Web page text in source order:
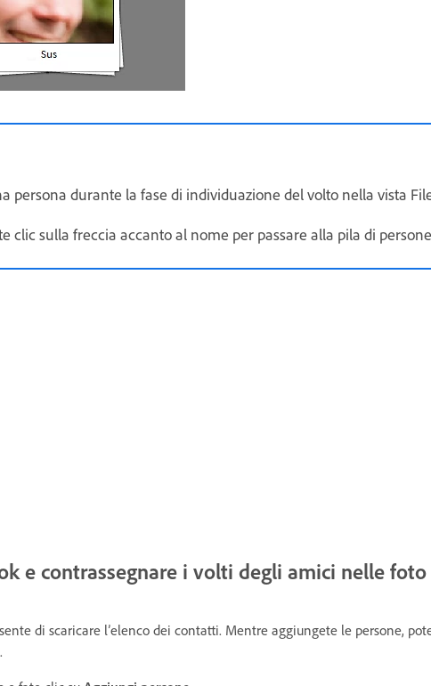
persona durante la fase di individuazione del volto nella vista
sulla freccia accanto al nome per passare alla pila di
e contrassegnare i volti degli amici nelle foto
di scaricare l’elenco dei contatti. Mentre aggiungete le persone,